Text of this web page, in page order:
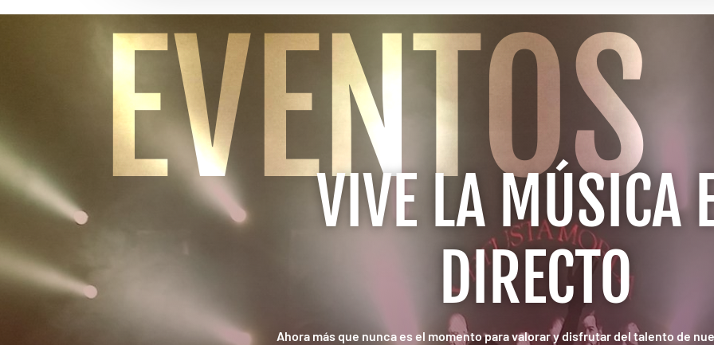
EVENTOS
VIVE LA MÚSICA
DIRECTO
Ahora más que nunca es el momento para valorar y disfrutar del talento de